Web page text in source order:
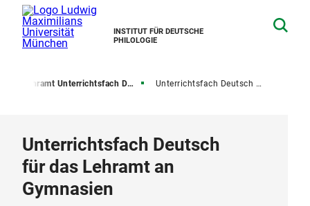
INSTITUT FÜR DEUTSCHE
PHILOLOGIE
Lehramt Unterrichtsfach Deutsch Unterrichtsfach Deutsch für das Lehramt an Gymnasien
Unterrichtsfach Deutsch
für das Lehramt an
Gymnasien